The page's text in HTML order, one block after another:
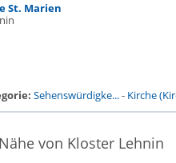
St. Marien
Sehenswürdigke...- Kirche
von Kloster Lehnin